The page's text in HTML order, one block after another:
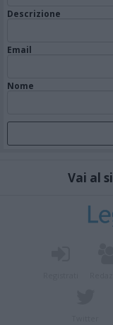
Descrizione
Email
Nome
Vai al